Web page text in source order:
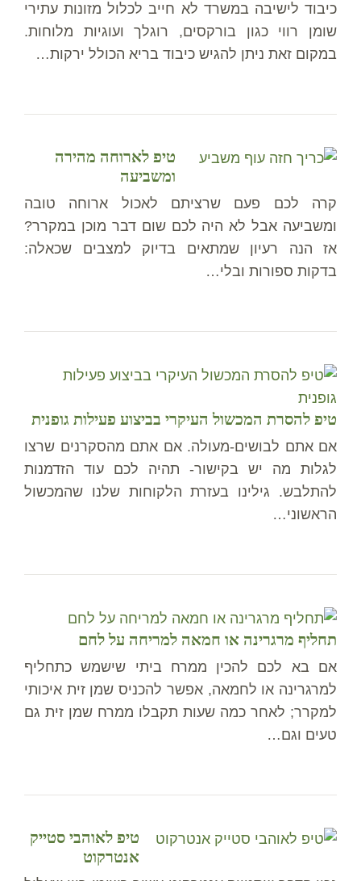
כיבוד לישיבה במשרד לא חייב לכלול מזונות עתירי
שומן רווי כגון בורקסים, רוגלך ועוגיות מלוחות.
במקום זאת ניתן להגיש כיבוד בריא הכולל ירקות…
טיפ לארוחה מהירה
ומשביעה
קרה לכם פעם שרציתם לאכול ארוחה טובה
ומשביעה אבל לא היה לכם שום דבר מוכן במקרר?
אז הנה רעיון שמתאים בדיוק למצבים שכאלה:
בדקות ספורות ובלי…
טיפ להסרת המכשול העיקרי בביצוע פעילות גופנית
אם אתם לבושים-מעולה. אם אתם מהסקרנים שרצו
לגלות מה יש בקישור- תהיה לכם עוד הזדמנות
להתלבש. גילינו בעזרת הלקוחות שלנו שהמכשול
הראשוני…
תחליף מרגרינה או חמאה למריחה על לחם
אם בא לכם להכין ממרח ביתי שישמש כתחליף
למרגרינה או לחמאה, אפשר להכניס שמן זית איכותי
למקרר; לאחר כמה שעות תקבלו ממרח שמן זית גם
טעים וגם…
טיפ לאוהבי סטייק
אנטרקוט